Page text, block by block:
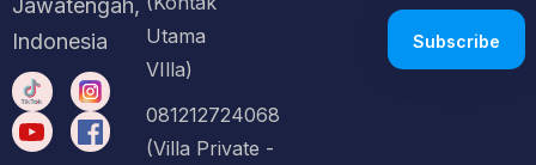
Indonesia
Utama
VIlla)
081212724068
(Villa Private -